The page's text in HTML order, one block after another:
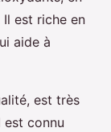
Il est riche en
aide à
est très
est connu